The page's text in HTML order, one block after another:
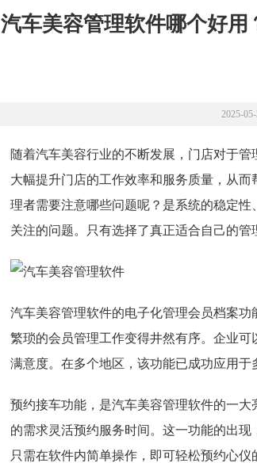
汽车美容管理软件哪个好
2025-
随着汽车美容行业的不断发展，门店对于
大幅提升门店的工作效率和服务质量，从
理者需要注意哪些问题呢？是系统的稳定
关注的问题。只有选择了真正适合自己的管
汽车美容管理软件的电子化管理会员档案
繁琐的会员管理工作变得井然有序。企业
满意度。在多个地区，该功能已成功应用于
预约接车功能，是汽车美容管理软件的一
的需求灵活预约服务时间。这一功能的出
只需在软件内简单操作，即可轻松预约心